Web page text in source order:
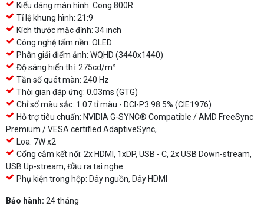
Kiểu dáng màn hình: Cong 800R
Tỉ lệ khung hình: 21:9
Kích thước mặc định: 34 inch
Công nghệ tấm nền: OLED
Phân giải điểm ảnh: WQHD (3440x1440)
Độ sáng hiển thị: 275cd/m²
Tần số quét màn: 240 Hz
Thời gian đáp ứng: 0.03ms (GTG)
Chỉ số màu sắc: 1.07 tỉ màu - DCI-P3 98.5% (CIE1976)
Hỗ trợ tiêu chuẩn: NVIDIA G-SYNC® Compatible / AMD FreeSync
Premium / VESA certified AdaptiveSync,
Loa: 7W x2
Cổng cắm kết nối: 2x HDMI, 1xDP, USB - C, 2x USB Down-stream,
USB Up-stream, Đầu ra tai nghe
Phụ kiện trong hộp: Dây nguồn, Dây HDMI
Bảo hành: 24 tháng